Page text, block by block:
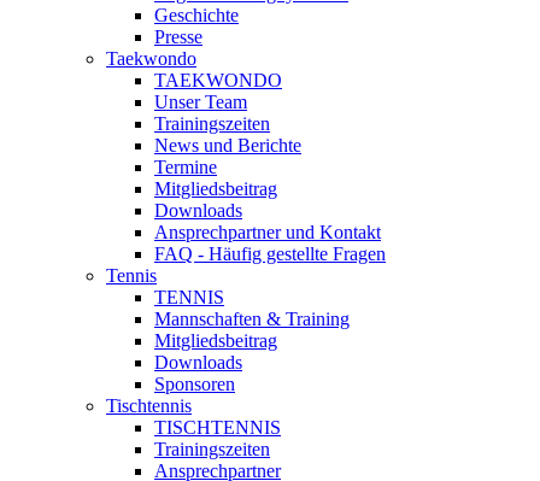
Geschichte
Presse
Taekwondo
TAEKWONDO
Unser Team
Trainingszeiten
News und Berichte
Termine
Mitgliedsbeitrag
Downloads
Ansprechpartner und Kontakt
FAQ - Häufig gestellte Fragen
Tennis
TENNIS
Mannschaften & Training
Mitgliedsbeitrag
Downloads
Sponsoren
Tischtennis
TISCHTENNIS
Trainingszeiten
Ansprechpartner